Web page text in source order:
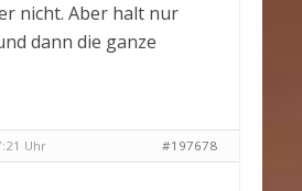
nicht. Aber halt nur
dann die ganze
Uhr #197678